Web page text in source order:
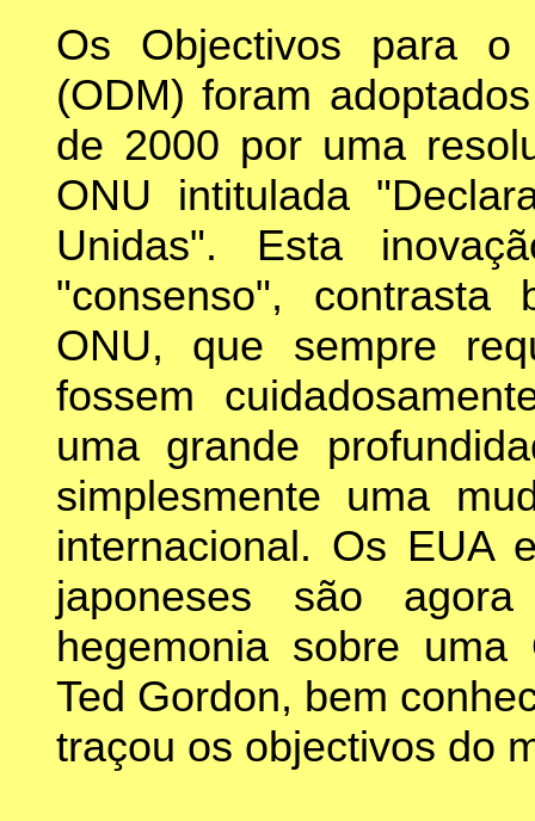
Os Objectivos para o
(ODM) foram
de 2000 por uma
ONU intitulada
Unidas". Esta
"consenso",
ONU, que sempre
fossem
uma grande
simplesmente uma
internacional. Os EUA
japoneses são
hegemonia sobre
Ted Gordon, bem
traçou os objectivos do